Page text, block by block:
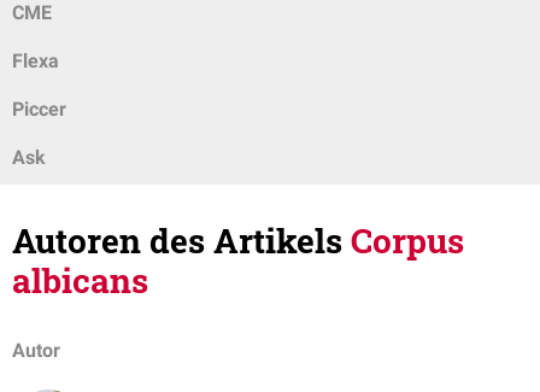
CME
Flexa
Piccer
Ask
Autoren des ArtikelsCorpus
albicans
Autor